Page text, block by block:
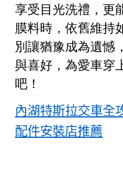
享受目光洗禮，更
膜料時，依舊維持
別讓猶豫成為遺憾
與喜好，為愛車穿
吧！
內湖特斯拉交車全
配件安裝店推薦